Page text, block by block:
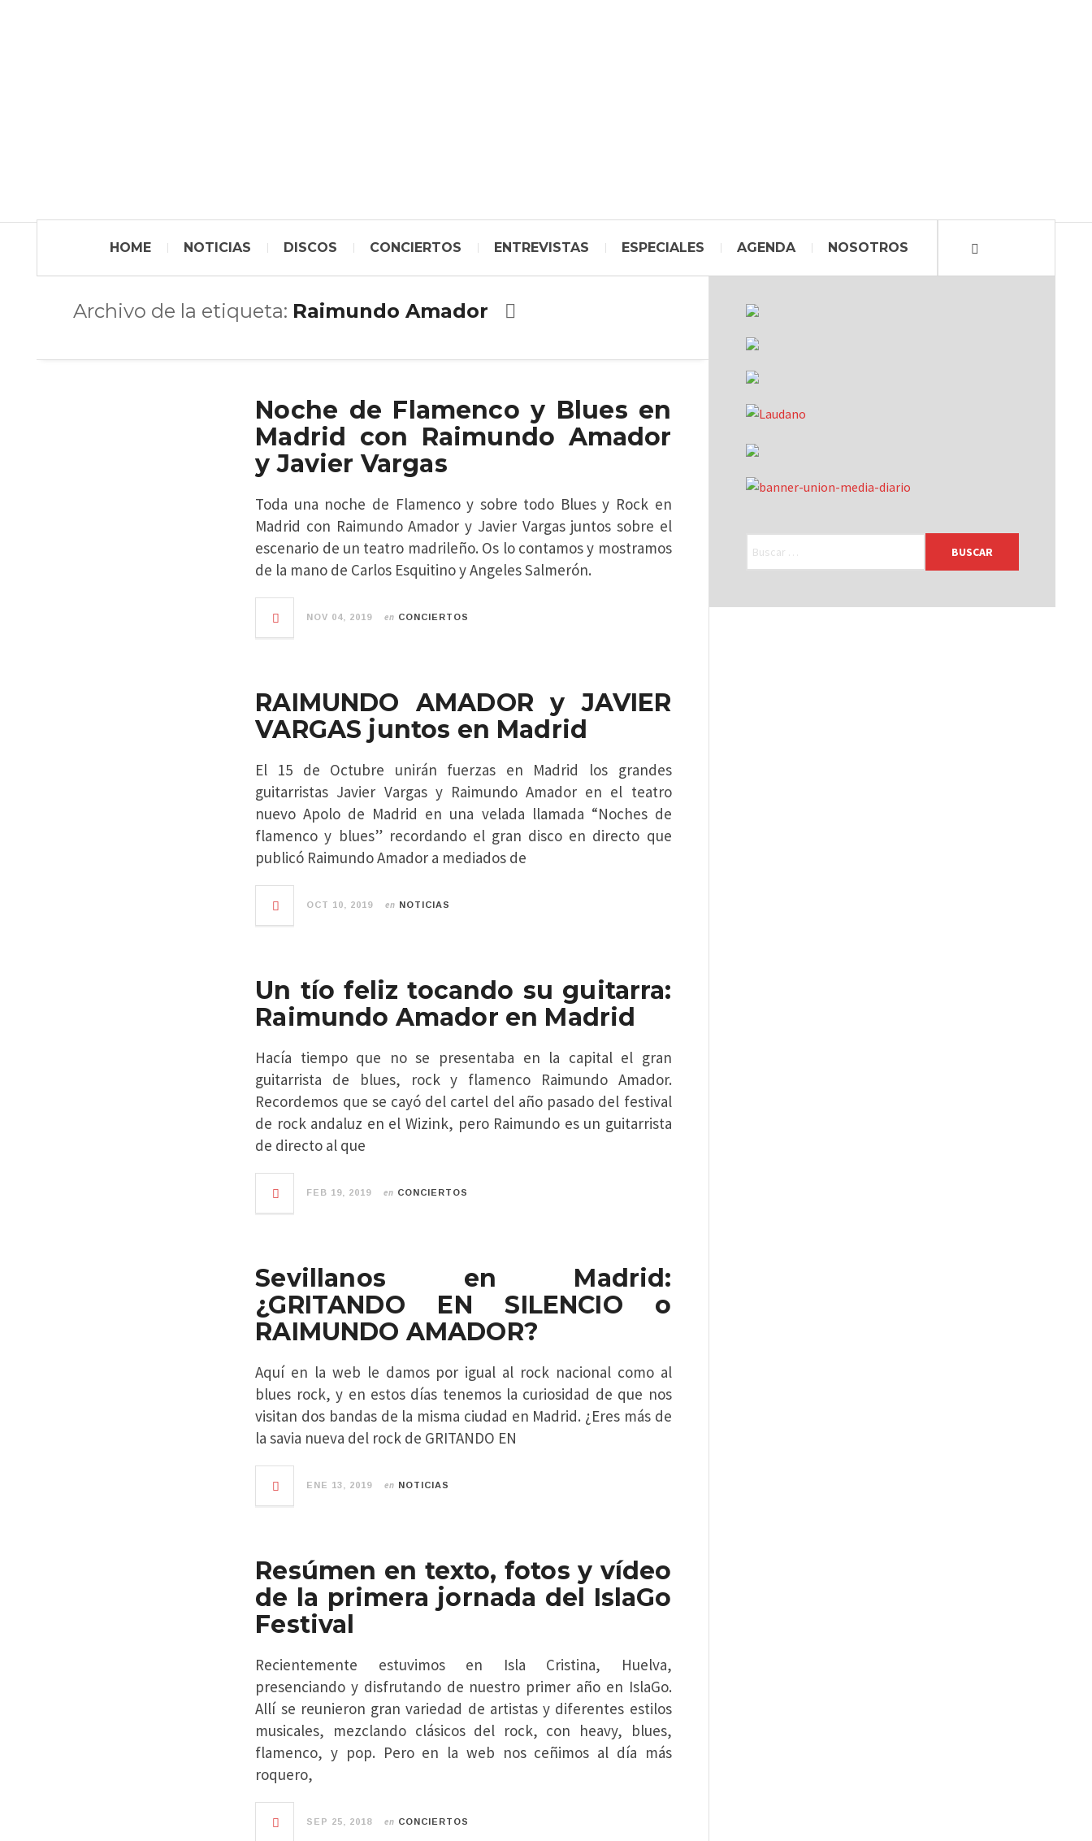
HOME NOTICIAS DISCOS CONCIERTOS ENTREVISTAS ESPECIALES AGENDA NOSOTROS
Archivo de la etiqueta: Raimundo Amador
Noche de Flamenco y Blues en
Madrid con Raimundo Amador
y Javier Vargas
Toda una noche de Flamenco y sobre todo Blues y Rock en
Madrid con Raimundo Amador y Javier Vargas juntos sobre el
escenario de un teatro madrileño. Os lo contamos y mostramos
de la mano de Carlos Esquitino y Angeles Salmerón.
NOV 04, 2019 en CONCIERTOS
RAIMUNDO AMADOR y JAVIER
VARGAS juntos en Madrid
El 15 de Octubre unirán fuerzas en Madrid los grandes
guitarristas Javier Vargas y Raimundo Amador en el teatro
nuevo Apolo de Madrid en una velada llamada “Noches de
flamenco y blues” recordando el gran disco en directo que
publicó Raimundo Amador a mediados de
OCT 10, 2019 en NOTICIAS
Un tío feliz tocando su guitarra:
Raimundo Amador en Madrid
Hacía tiempo que no se presentaba en la capital el gran
guitarrista de blues, rock y flamenco Raimundo Amador.
Recordemos que se cayó del cartel del año pasado del festival
de rock andaluz en el Wizink, pero Raimundo es un guitarrista
de directo al que
FEB 19, 2019 en CONCIERTOS
Sevillanos en Madrid:
¿GRITANDO EN SILENCIO o
RAIMUNDO AMADOR?
Aquí en la web le damos por igual al rock nacional como al
blues rock, y en estos días tenemos la curiosidad de que nos
visitan dos bandas de la misma ciudad en Madrid. ¿Eres más de
la savia nueva del rock de GRITANDO EN
ENE 13, 2019 en NOTICIAS
Resúmen en texto, fotos y vídeo
de la primera jornada del IslaGo
Festival
Recientemente estuvimos en Isla Cristina, Huelva,
presenciando y disfrutando de nuestro primer año en IslaGo.
Allí se reunieron gran variedad de artistas y diferentes estilos
musicales, mezclando clásicos del rock, con heavy, blues,
flamenco, y pop. Pero en la web nos ceñimos al día más
roquero,
SEP 25, 2018 en CONCIERTOS